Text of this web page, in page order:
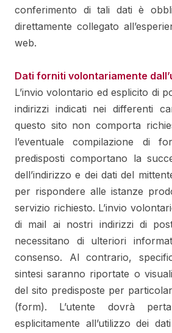
conferimento di tali dati è
direttamente collegato
web.
Dati forniti volontariamente
L’invio volontario ed esplicito di
indirizzi indicati nei differenti
questo sito non comporta
l’eventuale compilazione di
predisposti comportano la
dell’indirizzo e dei dati del
per rispondere alle istanze
servizio richiesto. L’invio
di mail ai nostri indirizzi di
necessitano di ulteriori
consenso. Al contrario,
sintesi saranno riportate o
del sito predisposte per
(form). L’utente dovrà
esplicitamente all’utilizzo dei